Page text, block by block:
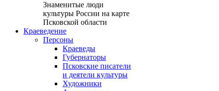
Знаменитые люди
культуры России на карте
Псковской области
Краеведение
Персоны
Краеведы
Губернаторы
Псковские писатели
и деятели культуры
Художники